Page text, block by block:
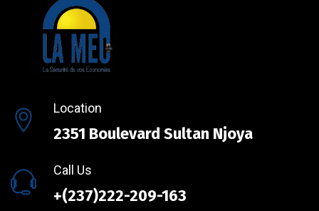
Location
2351 Boulevard Sultan Njoya
Call Us
+(237)222-209-163